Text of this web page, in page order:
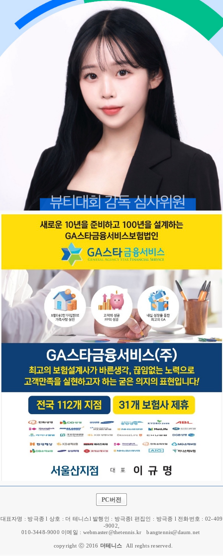
PC버전
대표자명 : 방극종 l 상호 : 더 테니스l 발행인 : 방극종l 편집인 : 방극종 l 전화번호 : 02-409
-9002,
010-3448-9000 이메일 : webmaster@thetennis.krbangtennis@daum.net
copyright ⓒ 2016 더테니스 All reghts reserved.